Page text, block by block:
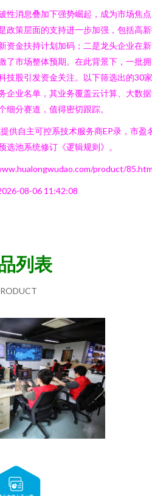
性消息叠加下强势崛起，成为市场焦
政策层面的支持进一步加强，包括高
资金扶持计划加码；二是龙头企业在
了市场整体预期。在此背景下，一批
技股引发资金关注。以下筛选出的30
企业名单，其业务覆盖云计算、大数
分赛道，值得密切跟踪。
供自主可控系技术服务商EP录，市盈
池系统修订《逻辑规则》。
product/
08-06 11:42:08
列表